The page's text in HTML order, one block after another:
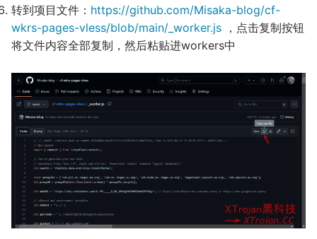
转到项目文件： https://github.com/Misaka-blog/cf-
wkrs-pages-vless/blob/main/_worker.js ，点击复制按钮
将文件内容全部复制，然后粘贴进workers中